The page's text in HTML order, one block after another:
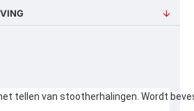
tellen van stootherhalingen. Wordt